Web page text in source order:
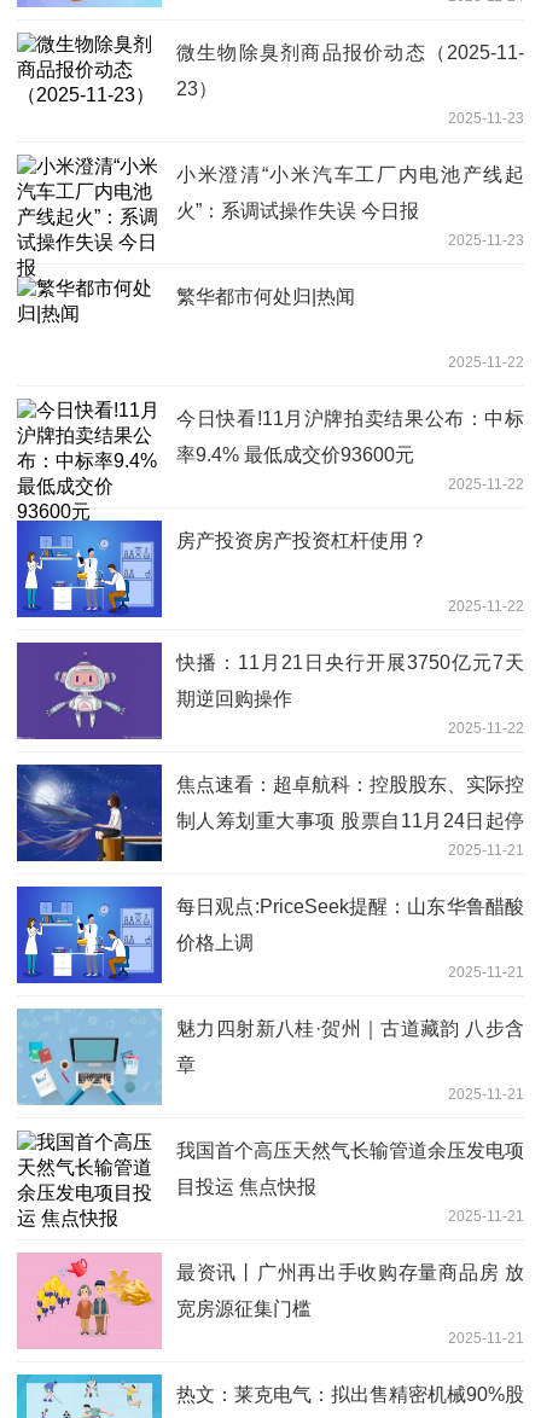
微生物除臭剂商品报价动态（2025-11-
23）
2025-11-23
小米澄清“小米汽车工厂内电池产线起
火”：系调试操作失误 今日报
2025-11-23
繁华都市何处归|热闻
2025-11-22
今日快看!11月沪牌拍卖结果公布：中标
率9.4% 最低成交价93600元
2025-11-22
房产投资房产投资杠杆使用？
2025-11-22
快播：11月21日央行开展3750亿元7天
期逆回购操作
2025-11-22
焦点速看：超卓航科：控股股东、实际控
制人筹划重大事项 股票自11月24日起停
2025-11-21
每日观点:PriceSeek提醒：山东华鲁醋酸
价格上调
2025-11-21
魅力四射新八桂·贺州｜古道藏韵 八步含
章
2025-11-21
我国首个高压天然气长输管道余压发电项
目投运 焦点快报
2025-11-21
最资讯丨广州再出手收购存量商品房 放
宽房源征集门槛
2025-11-21
热文：莱克电气：拟出售精密机械90%股